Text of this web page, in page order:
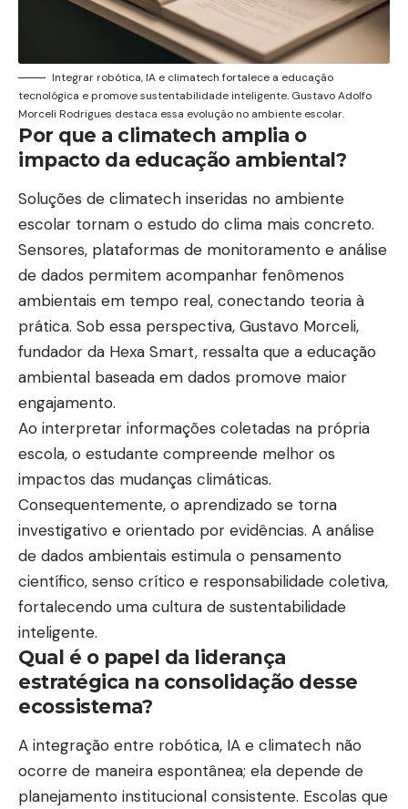
Integrar robótica, IA e climatech fortalece a educação
tecnológica e promove sustentabilidade inteligente. Gustavo Adolfo
Morceli Rodrigues destaca essa evolução no ambiente escolar.
Por que a climatech amplia o
impacto da educação ambiental?
Soluções de climatech inseridas no ambiente
escolar tornam o estudo do clima mais concreto.
Sensores, plataformas de monitoramento e análise
de dados permitem acompanhar fenômenos
ambientais em tempo real, conectando teoria à
prática. Sob essa perspectiva, Gustavo Morceli,
fundador da Hexa Smart, ressalta que a educação
ambiental baseada em dados promove maior
engajamento.
Ao interpretar informações coletadas na própria
escola, o estudante compreende melhor os
impactos das mudanças climáticas.
Consequentemente, o aprendizado se torna
investigativo e orientado por evidências. A análise
de dados ambientais estimula o pensamento
científico, senso crítico e responsabilidade coletiva,
fortalecendo uma cultura de sustentabilidade
inteligente.
Qual é o papel da liderança
estratégica na consolidação desse
ecossistema?
A integração entre robótica, IA e climatech não
ocorre de maneira espontânea; ela depende de
planejamento institucional consistente. Escolas que
próximo passo e tenta retomar o raciocínio
anterior. Cada mudança exige uma pequena
reorganização interna, pois o cérebro precisa
resgatar contexto, lembrar do objetivo e
reconstruir a sequência de ação.
Por outro lado, muitas rotinas são desenhadas para
estimular essa alternância. Mensagens chegam
com urgência, reuniões aparecem entre blocos de
trabalho e notificações disputam atenção com
tarefas longas. Logo, a pessoa vive em recomeços,
e o esforço de retomar passa a ocupar parte
relevante do dia, mesmo quando o volume de
trabalho não aumentou.
O custo cognitivo das trocas e a
fragilidade da memória de trabalho
Conforme detalha Alexandre Costa Pedrosa, a
memória de trabalho sustenta informações
temporárias para raciocinar, comparar opções e
planejar etapas. Quando a multitarefa vira padrão,
essa memória é interrompida com frequência, o
que enfraquece a continuidade do pensamento.
Desse modo, leitura e escrita ficam mais lentas, o
planejamento perde precisão e decisões passam a
ser tomadas com menos dados disponíveis no
momento.
Entretanto, o problema não se limita à lentidão.
Trocas constantes aumentam chance de esquecer
detalhes, pular etapas e interpretar informações
parcialmente. A partir disso, cresce o retrabalho: a
pessoa relê mensagens, revisa documentos e volta
ao início de tarefas para recuperar o fio. Esse
© 2026 Jornal Amapá -contato@jornalamapa.com.br- tel.(11)91754-
6532
Home Blog Sobre Nós Quem Faz Contato